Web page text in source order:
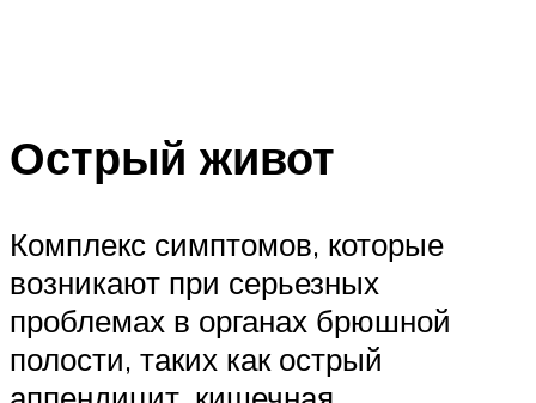
Острый живот
Комплекс симптомов, которые
возникают при серьезных
проблемах в органах брюшной
полости, таких как острый